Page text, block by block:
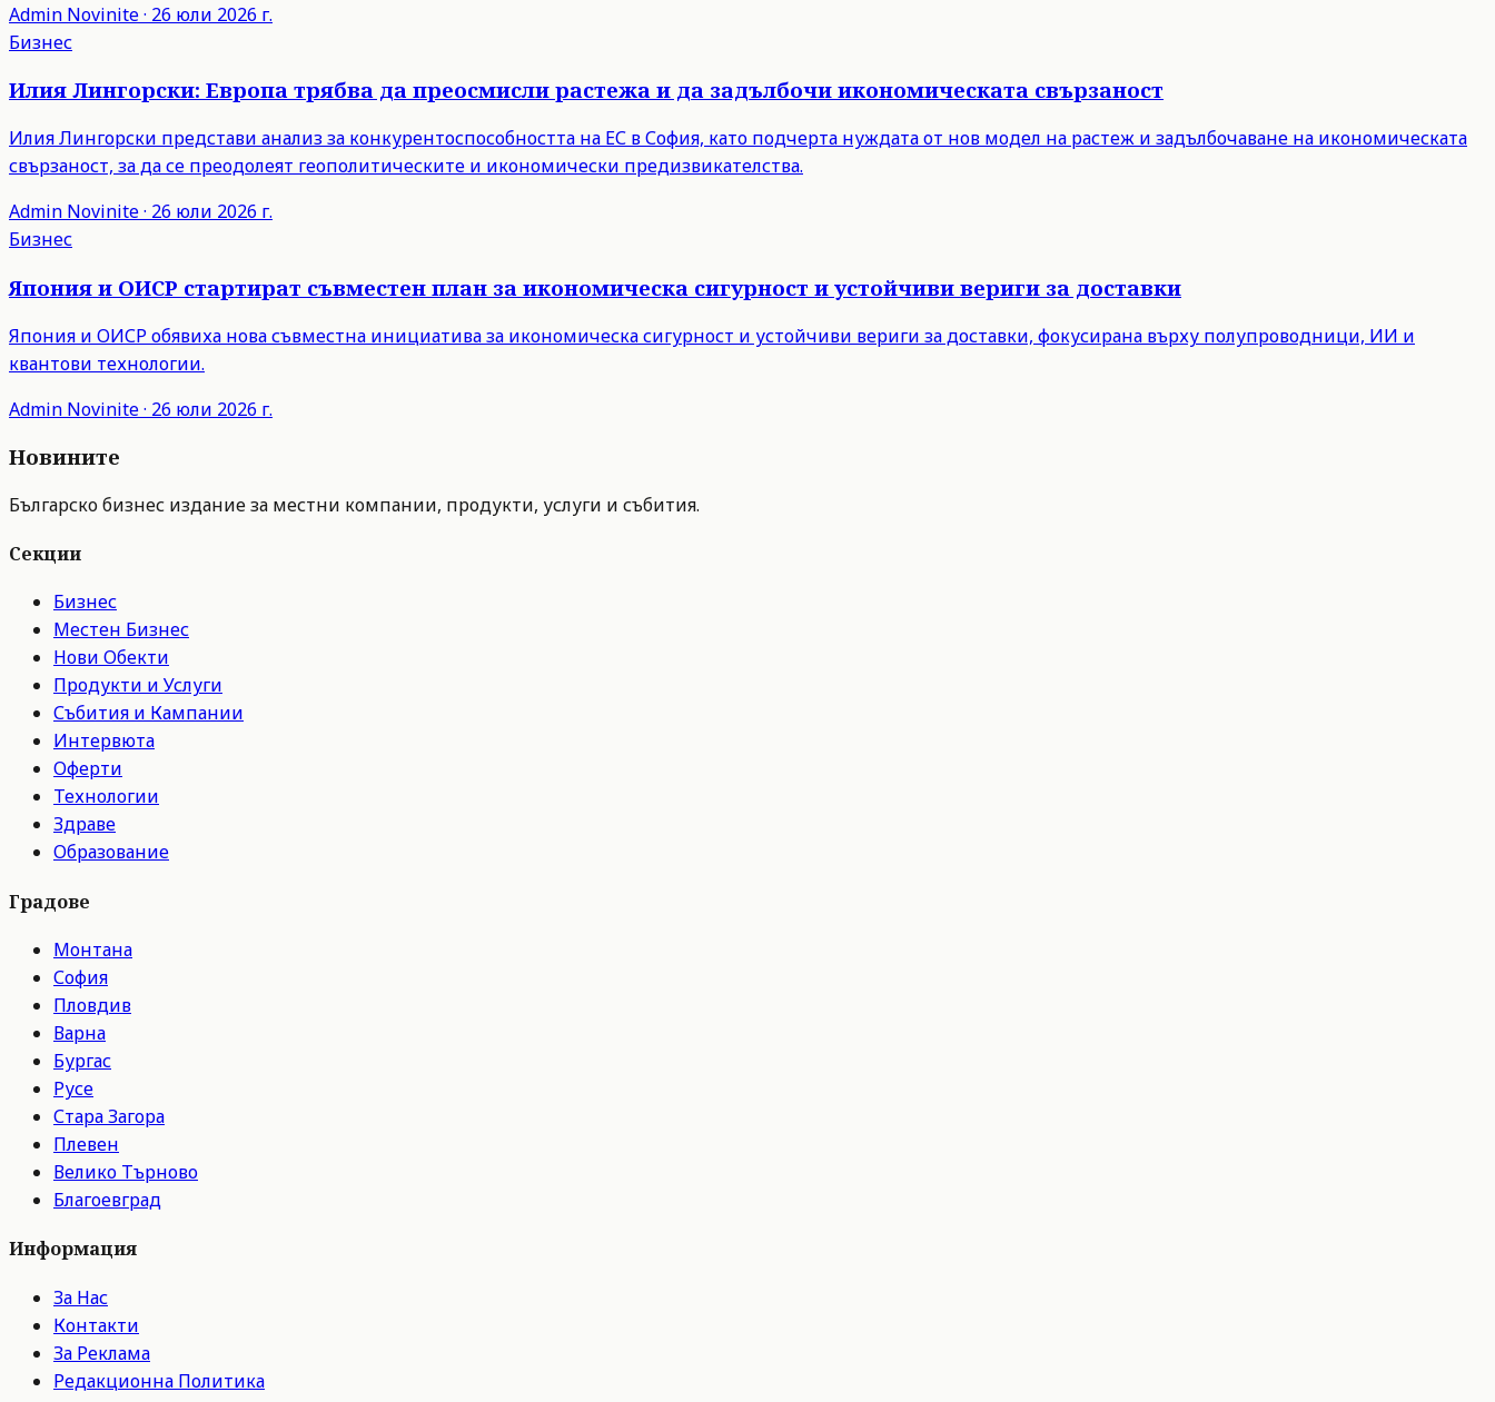
Admin Novinite· 26 юли 2026 г.
Бизнес
Илия Лингорски: Европа трябва да преосмисли растежа и да задълбочи икономическата свързаност
Илия Лингорски представи анализ за конкурентоспособността на ЕС в София, като подчерта нуждата от нов модел на растеж и задълбочаване на икономическата
свързаност, за да се преодолеят геополитическите и икономически предизвикателства.
Admin Novinite· 26 юли 2026 г.
Бизнес
Япония и ОИСР стартират съвместен план за икономическа сигурност и устойчиви вериги за доставки
Япония и ОИСР обявиха нова съвместна инициатива за икономическа сигурност и устойчиви вериги за доставки, фокусирана върху полупроводници, ИИ и
квантови технологии.
Admin Novinite· 26 юли 2026 г.
Новините
Българско бизнес издание за местни компании, продукти, услуги и събития.
Секции
Бизнес
Местен Бизнес
Нови Обекти
Продукти и Услуги
Събития и Кампании
Интервюта
Оферти
Технологии
Здраве
Образование
Градове
Монтана
София
Пловдив
Варна
Бургас
Русе
Стара Загора
Плевен
Велико Търново
Благоевград
Информация
За Нас
Контакти
За Реклама
Редакционна Политика